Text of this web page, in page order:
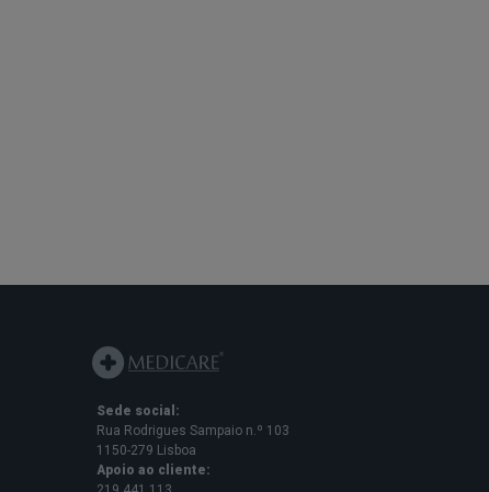
Sede social:
Rua Rodrigues Sampaio n.º 103
1150-279 Lisboa
Apoio ao cliente: